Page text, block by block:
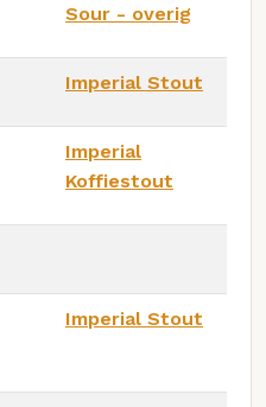
Sour - overig
Imperial Stout
Imperial
Koffiestout
Imperial Stout